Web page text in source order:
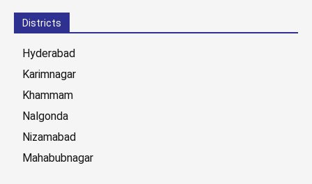
Districts
Hyderabad
Karimnagar
Khammam
Nalgonda
Nizamabad
Mahabubnagar